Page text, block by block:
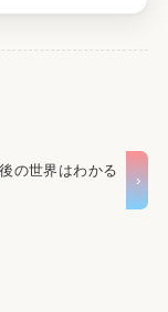
の世界はわかる